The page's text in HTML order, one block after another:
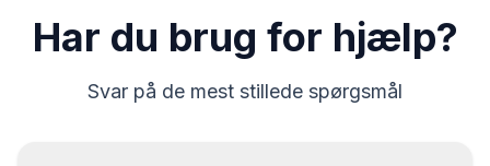
Har du brug for hjælp?
Svar på de mest stillede spørgsmål